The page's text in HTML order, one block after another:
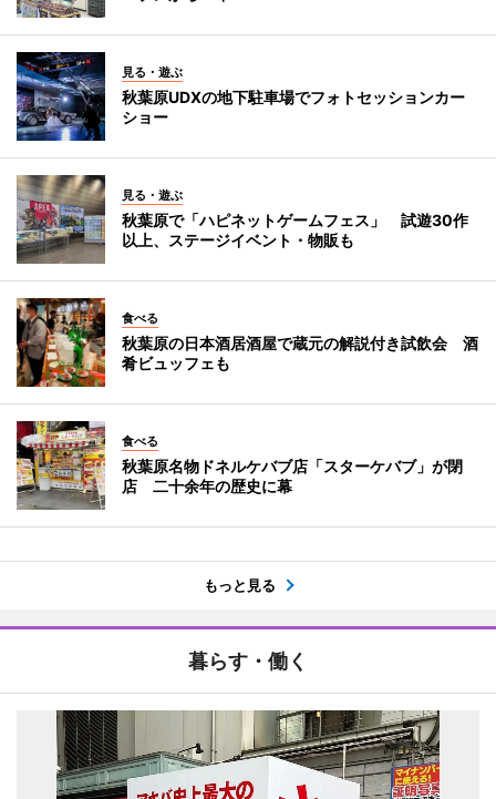
見る・遊ぶ
秋葉原UDXの地下駐車場でフォトセッションカー
ショー
見る・遊ぶ
秋葉原で「ハピネットゲームフェス」 試遊30作
以上、ステージイベント・物販も
食べる
秋葉原の日本酒居酒屋で蔵元の解説付き試飲会 酒
肴ビュッフェも
食べる
秋葉原名物ドネルケバブ店「スターケバブ」が閉
店 二十余年の歴史に幕
もっと見る
暮らす・働く